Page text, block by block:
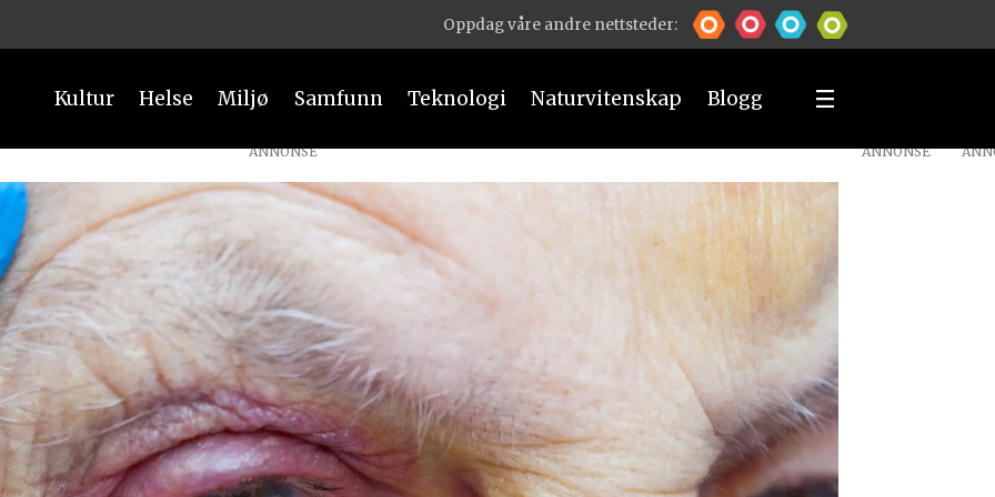
Oppdag våre andre nettsteder:
Kultur Helse Miljø Samfunn Teknologi Naturvitenskap Blogg
ANNONSE